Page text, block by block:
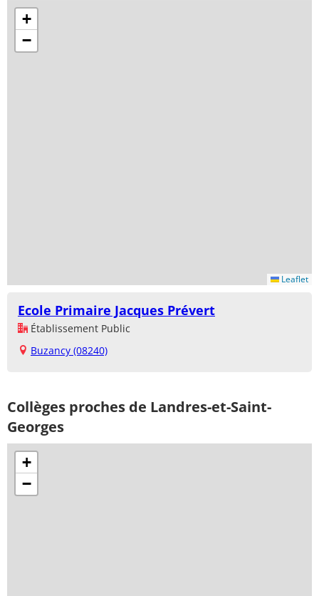
+
−
Leaflet
Ecole Primaire Jacques Prévert
Établissement Public
Buzancy (08240)
Collèges proches de Landres-et-Saint-
Georges
+
−